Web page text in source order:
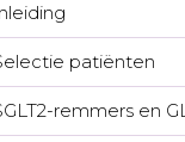
patiënten
remmers en